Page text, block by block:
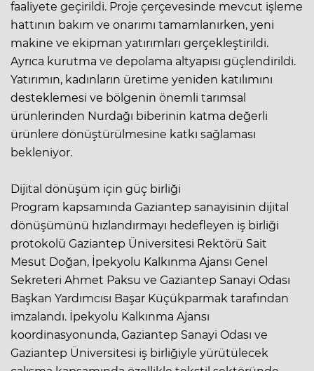
faaliyete geçirildi. Proje çerçevesinde mevcut işleme
hattının bakım ve onarımı tamamlanırken, yeni
makine ve ekipman yatırımları gerçekleştirildi.
Ayrıca kurutma ve depolama altyapısı güçlendirildi.
Yatırımın, kadınların üretime yeniden katılımını
desteklemesi ve bölgenin önemli tarımsal
ürünlerinden Nurdağı biberinin katma değerli
ürünlere dönüştürülmesine katkı sağlaması
bekleniyor.
Dijital dönüşüm için güç birliği
Program kapsamında Gaziantep sanayisinin dijital
dönüşümünü hızlandırmayı hedefleyen iş birliği
protokolü Gaziantep Üniversitesi Rektörü Sait
Mesut Doğan, İpekyolu Kalkınma Ajansı Genel
Sekreteri Ahmet Paksu ve Gaziantep Sanayi Odası
Başkan Yardımcısı Başar Küçükparmak tarafından
imzalandı. İpekyolu Kalkınma Ajansı
koordinasyonunda, Gaziantep Sanayi Odası ve
Gaziantep Üniversitesi iş birliğiyle yürütülecek